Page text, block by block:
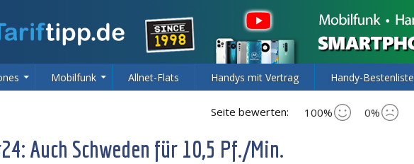
Mobilfunk Allnet-Flats Handys mit Vertrag Handy-Bestenliste
Seite bewerten: 100% 0%
Auch Schweden für 10,5 Pf./Min.